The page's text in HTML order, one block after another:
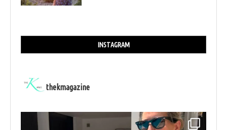
INSTAGRAM
thekmagazine